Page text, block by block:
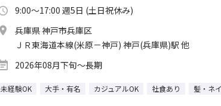
9:00～17:00 週5日 (土日祝休み)
兵庫県 神戸市兵庫区
ＪＲ東海道本線(米原－神戸) 神戸(兵庫県)駅 他
2026年08月下旬～長期
未経験OK 大手・有名 カジュアルOK 社食あり 髪・ネ